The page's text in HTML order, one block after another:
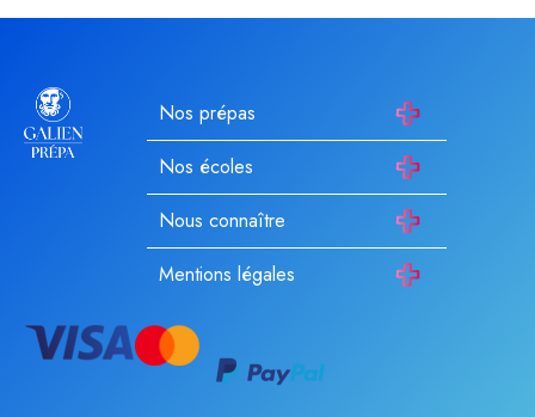
Nos prépas
Nos écoles
Nous connaître
Mentions légales